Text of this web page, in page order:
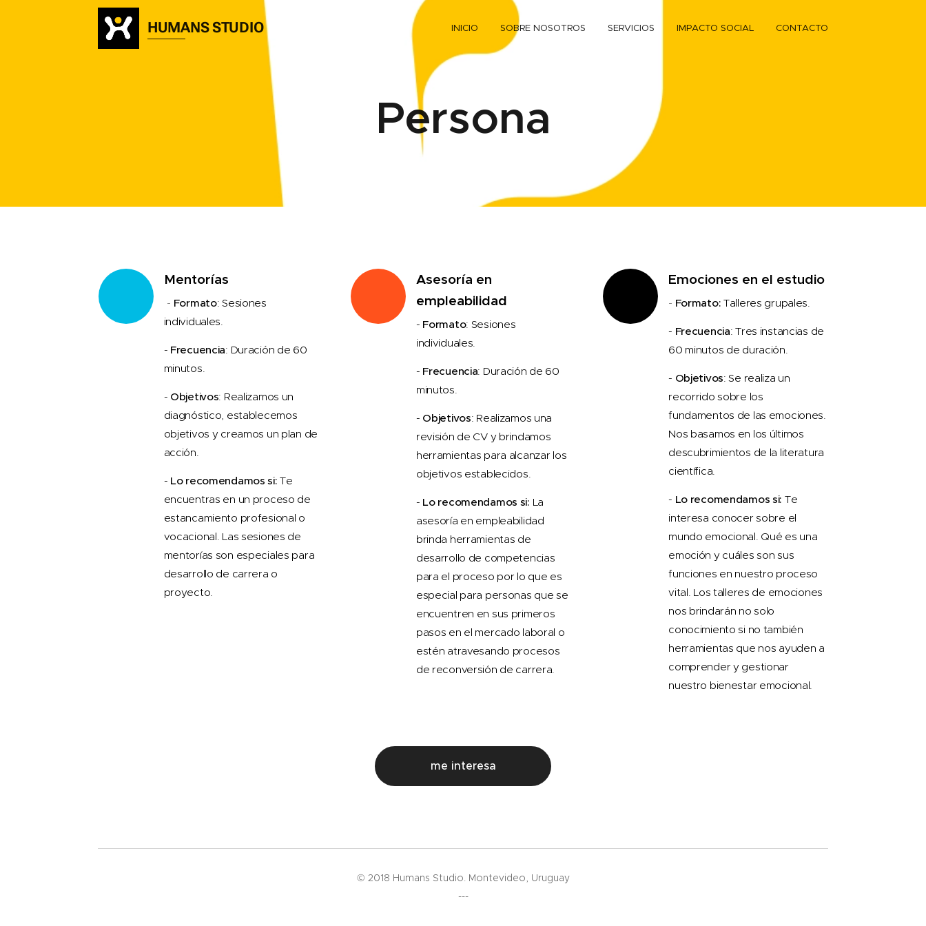
HUMANS STUDIO INICIO SOBRE NOSOTROS SERVICIOS IMPACTO SOCIAL CONTACTO
Persona
Mentorías
- Formato: Sesiones
individuales.
- Frecuencia: Duración de 60
minutos.
- Objetivos: Realizamos un
diagnóstico, establecemos
objetivos y creamos un plan de
acción.
- Lo recomendamos si:Te
encuentras en un proceso de
estancamiento profesional o
vocacional. Las sesiones de
mentorías son especiales para
desarrollo de carrera o
proyecto.
Asesoría en
empleabilidad
- Formato: Sesiones
individuales.
- Frecuencia: Duración de 60
minutos.
- Objetivos: Realizamos una
revisión de CV y brindamos
herramientas para alcanzar los
objetivos establecidos.
- Lo recomendamos si: La
asesoría en empleabilidad
brinda herramientas de
desarrollo de competencias
para el proceso por lo que es
especial para personas que se
encuentren en sus primeros
pasos en el mercado laboral o
estén atravesando procesos
de reconversión de carrera.
Emociones en el estudio
- Formato: Talleres grupales.
- Frecuencia: Tres instancias de
60 minutos de duración.
- Objetivos: Se realiza un
recorrido sobre los
fundamentos de las emociones.
Nos basamos en los últimos
descubrimientos de la literatura
científica.
- Lo recomendamos si: Te
interesa conocer sobre el
mundo emocional. Qué es una
emoción y cuáles son sus
funciones en nuestro proceso
vital. Los talleres de emociones
nos brindarán no solo
conocimiento si no también
herramientas que nos ayuden a
comprender y gestionar
nuestro bienestar emocional.
me interesa
© 2018 Humans Studio. Montevideo, Uruguay
---